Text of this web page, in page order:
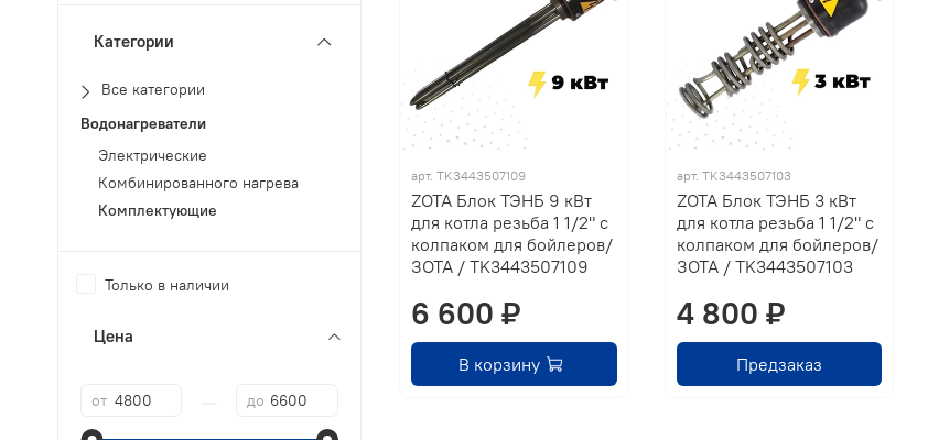
арт.TK3443507109
ZOTA Блок ТЭНБ 9 кВт
для котла резьба 1 1/2" с
колпаком для бойлеров/
ЗОТА / TK3443507109
6 600 ₽
В корзину
арт. TK3443507103
ZOTA Блок ТЭНБ 3 кВт
для котла резьба 1 1/2" с
колпаком для бойлеров/
ЗОТА / TK3443507103
4 800 ₽
Предзаказ
Категории
Все категории
Водонагреватели
Электрические
Комбинированного нагрева
Комплектующие
Только в наличии
Цена
от до